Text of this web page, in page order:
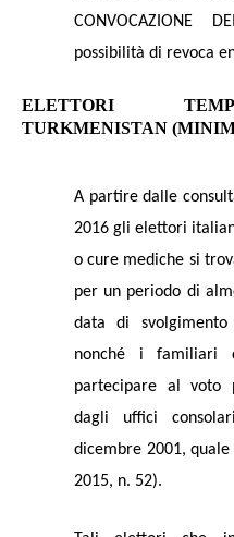
CONVOCAZIONE
possibilità di revoca
ELETTORI
TURKMENISTAN
A partire dalle
2016 gli elettori
o cure mediche si
per un periodo di
data di svolgimento
nonché i familiari
partecipare al voto
dagli uffici
dicembre 2001,
2015, n. 52).